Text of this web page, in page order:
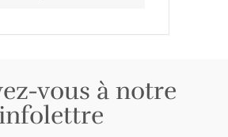
vous à notre